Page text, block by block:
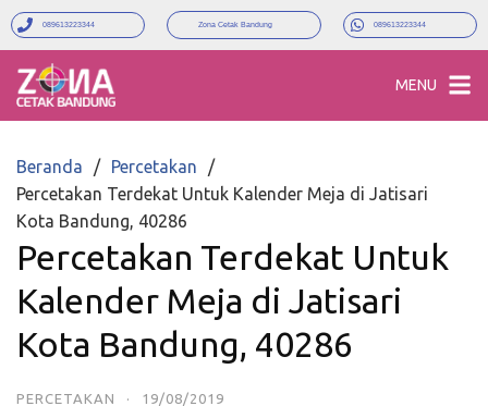
089613223344 Zona Cetak Bandung 089613223344
MENU
Beranda
Percetakan
Percetakan Terdekat Untuk Kalender Meja di Jatisari
Kota Bandung, 40286
Percetakan Terdekat Untuk
Kalender Meja di Jatisari
Kota Bandung, 40286
PERCETAKAN · 19/08/2019